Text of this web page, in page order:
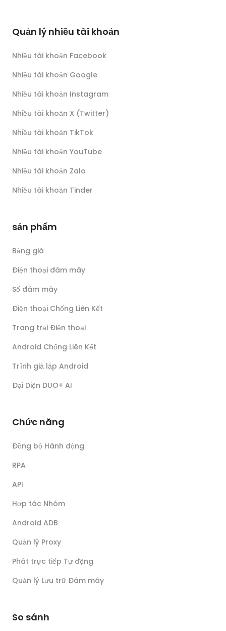
Quản lý nhiều tài khoản
Nhiều tài khoản Facebook
Nhiều tài khoản Google
Nhiều tài khoản Instagram
Nhiều tài khoản X (Twitter)
Nhiều tài khoản TikTok
Nhiều tài khoản YouTube
Nhiều tài khoản Zalo
Nhiều tài khoản Tinder
sản phẩm
Bảng giá
Điện thoại đám mây
Số đám mây
Điện thoại Chống Liên Kết
Trang trại Điện thoại
Android Chống Liên Kết
Trình giả lập Android
Đại Diện DUO+ AI
Chức năng
Đồng bộ Hành động
RPA
API
Hợp tác Nhóm
Android ADB
Quản lý Proxy
Phát trực tiếp Tự động
Quản lý Lưu trữ Đám mây
So sánh